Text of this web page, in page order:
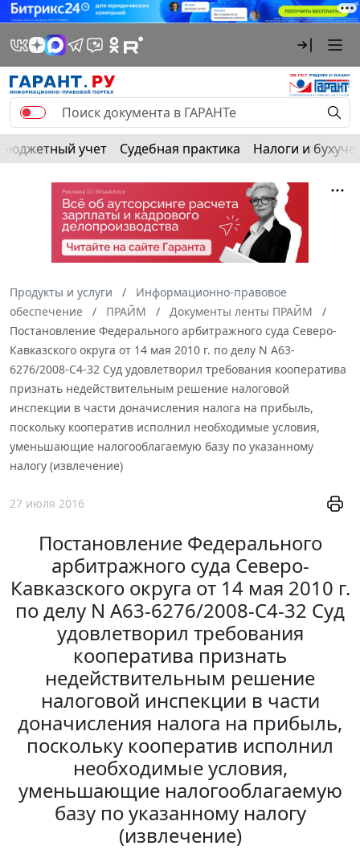
Бюджетный учет Судебная практика Налоги и
Продукты и услуги
Информационно-правовое
обеспечение
ПРАЙМ
Документы ленты ПРАЙМ
Постановление Федерального арбитражного суда Северо-
Кавказского округа от 14 мая 2010 г. по делу N А63-
6276/2008-С4-32 Суд удовлетворил требования кооператива
признать недействительным решение налоговой
инспекции в части доначисления налога на прибыль,
поскольку кооператив исполнил необходимые условия,
уменьшающие налогооблагаемую базу по указанному
налогу (извлечение)
27 июля 2016
Постановление Федерального
арбитражного суда Северо-
Кавказского округа от 14 мая 2010 г.
по делу N А63-6276/2008-С4-32 Суд
удовлетворил требования
кооператива признать
недействительным решение
налоговой инспекции в части
доначисления налога на прибыль,
поскольку кооператив исполнил
необходимые условия,
уменьшающие налогооблагаемую
базу по указанному налогу
(извлечение)